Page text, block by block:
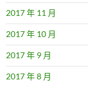
2017 年 11 月
2017 年 10 月
2017 年 9 月
2017 年 8 月